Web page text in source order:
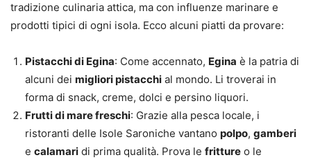
tradizione culinaria attica, ma con influenze marinare e
prodotti tipici di ogni isola. Ecco alcuni piatti da provare:
Pistacchi di Egina: Come accennato, Egina è la patria di
alcuni dei migliori pistacchi al mondo. Li troverai in
forma di snack, creme, dolci e persino liquori.
Frutti di mare freschi: Grazie alla pesca locale, i
ristoranti delle Isole Saroniche vantano polpo, gamberi
e calamari di prima qualità. Prova le fritture o le